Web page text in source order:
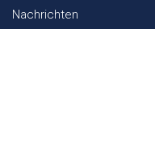
Nachrichten